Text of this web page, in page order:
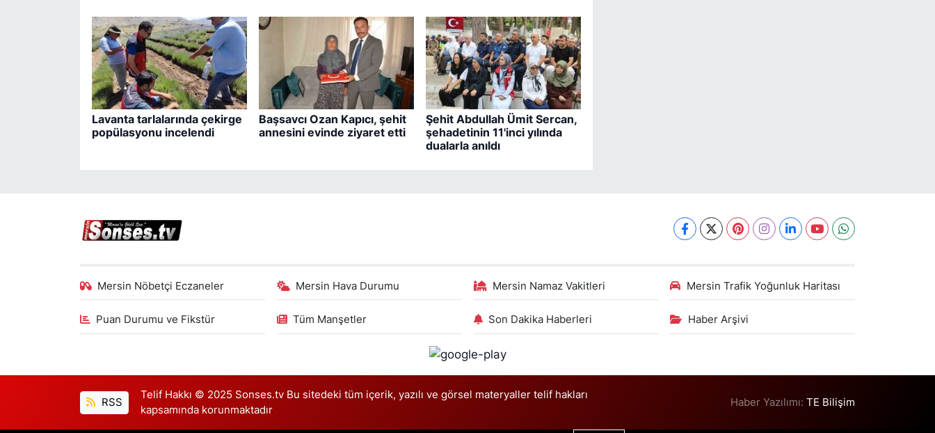
Lavanta tarlalarında çekirge
popülasyonu incelendi
Başsavcı Ozan Kapıcı, şehit
annesini evinde ziyaret etti
Şehit Abdullah Ümit Sercan,
şehadetinin 11'inci yılında
dualarla anıldı
Mersin Nöbetçi Eczaneler Mersin Hava Durumu Mersin Namaz Vakitleri Mersin Trafik Yoğunluk Haritası
Puan Durumu ve Fikstür Tüm Manşetler Son Dakika Haberleri Haber Arşivi
RSS
Telif Hakkı © 2025 Sonses.tv Bu sitedeki tüm içerik, yazılı ve görsel materyaller telif hakları
kapsamında korunmaktadır
Haber Yazılımı:TE Bilişim